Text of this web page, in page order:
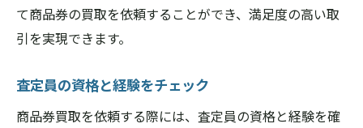
て商品券の買取を依頼することができ、満足度の高い取
引を実現できます。
査定員の資格と経験をチェック
商品券買取を依頼する際には、査定員の資格と経験を確